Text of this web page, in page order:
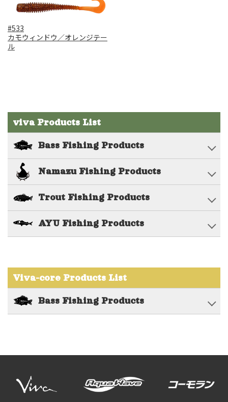
#533
カモウィンドウ／オレンジテー
ル
viva Products List
Bass Fishing Products
Namazu Fishing Products
Trout Fishing Products
AYU Fishing Products
Viva-core Products List
Bass Fishing Products